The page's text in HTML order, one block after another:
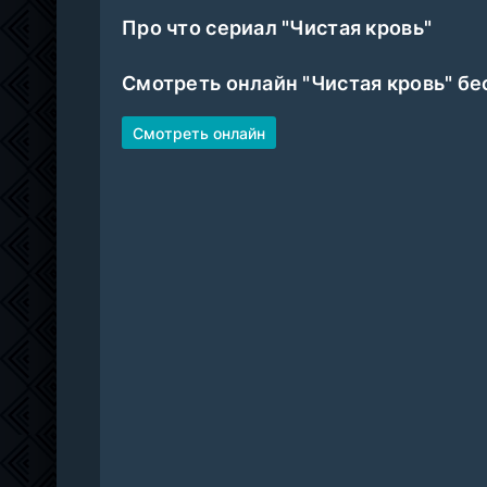
Про что сериал "Чистая кровь"
Смотреть онлайн "Чистая кровь"
Смотреть онлайн